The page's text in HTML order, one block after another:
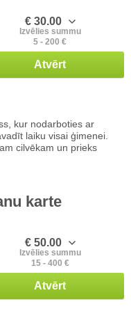
€ 30.00
Izvēlies summu
5 - 200 €
Atvērt
kur nodarboties ar
laiku visai ģimenei.
cilvēkam un prieks
karte
€ 50.00
Izvēlies summu
15 - 400 €
Atvērt